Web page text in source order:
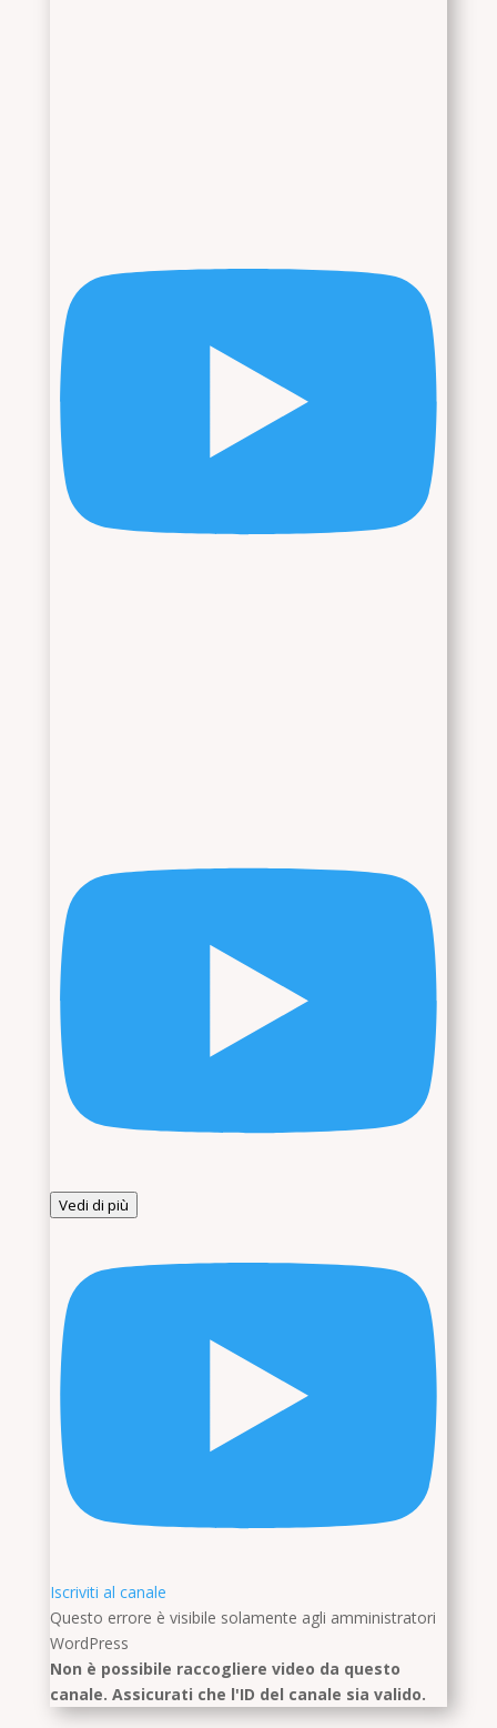
Vedi di più
Iscriviti al canale
Questo errore è visibile solamente agli amministratori
WordPress
Non è possibile raccogliere video da questo
canale. Assicurati che l'ID del canale sia valido.